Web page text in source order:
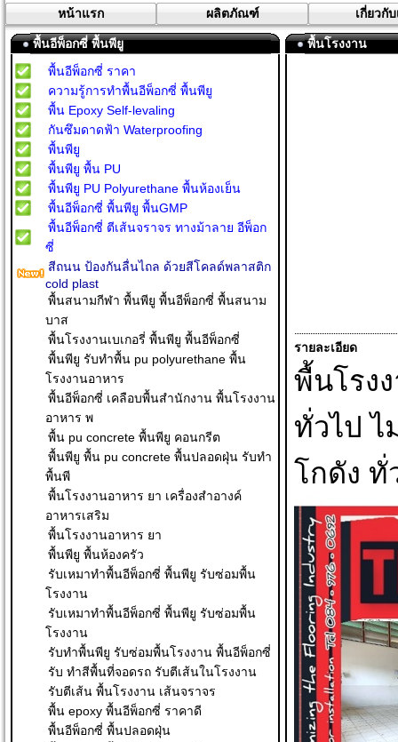
หน้าแรก ผลิตภัณฑ์ เกี่ยวกับ
พื้นอีพ็อกซี่ พื้นพียู
พื้นอีพ็อกซี่ ราคา
ความรู้การทำพื้นอีพ็อกซี่ พื้นพียู
พื้น Epoxy Self-levaling
กันซึมดาดฟ้า Waterproofing
พื้นพียู
พื้นพียู พื้น PU
พื้นพียู PU Polyurethane พื้นห้องเย็น
พื้นอีพ็อกซี่ พื้นพียู พื้นGMP
พื้นอีพ็อกซี่ ตีเส้นจราจร ทางม้าลาย อีพ็อก
ซี่
สีถนน ป้องกันลื่นไถล ด้วยสีโคลด์พลาสติก
cold plast
พื้นสนามกีฬา พื้นพียู พื้นอีพ็อกซี่ พื้นสนาม
บาส
พื้นโรงงานเบเกอรี่ พื้นพียู พื้นอีพ็อกซี่
พื้นพียู รับทำพื้น pu polyurethane พื้น
โรงงานอาหาร
พื้นอีพ็อกซี่ เคลือบพื้นสำนักงาน พื้นโรงงาน
อาหาร พ
พื้น pu concrete พื้นพียู คอนกรีต
พื้นพียู พื้น pu concrete พื้นปลอดฝุ่น รับทำ
พื้นพี
พื้นโรงงานอาหาร ยา เครื่องสำอางค์
อาหารเสริม
พื้นโรงงานอาหาร ยา
พื้นพียู พื้นห้องครัว
รับเหมาทำพื้นอีพ็อกซี่ พื้นพียู รับซ่อมพื้น
โรงงาน
รับเหมาทำพื้นอีพ็อกซี่ พื้นพียู รับซ่อมพื้น
โรงงาน
รับทำพื้นพียู รับซ่อมพื้นโรงงาน พื้นอีพ็อกซี่
รับ ทําสีพื้นที่จอดรถ รับตีเส้นในโรงงาน
รับตีเส้น พื้นโรงงาน เส้นจราจร
พื้น epoxy พื้นอีพ็อกซี่ ราคาดี
พื้นอีพ็อกซี่ พื้นปลอดฝุ่น
พื้นโรงงาน
รายละเอียด
พื้นโรง
ทั่วไป ไ
โกดัง ทั่